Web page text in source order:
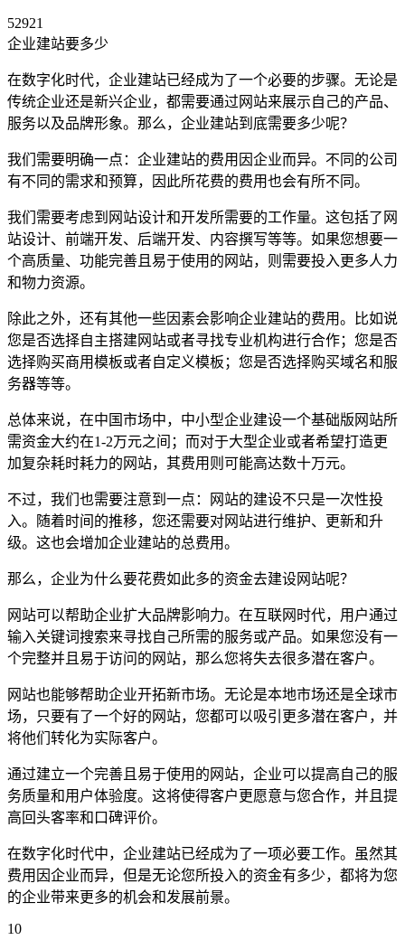
52921
企业建站要多少
在数字化时代，企业建站已经成为了一个必要的步骤。无论是
传统企业还是新兴企业，都需要通过网站来展示自己的产品、
服务以及品牌形象。那么，企业建站到底需要多少呢？
我们需要明确一点：企业建站的费用因企业而异。不同的公司
有不同的需求和预算，因此所花费的费用也会有所不同。
我们需要考虑到网站设计和开发所需要的工作量。这包括了网
站设计、前端开发、后端开发、内容撰写等等。如果您想要一
个高质量、功能完善且易于使用的网站，则需要投入更多人力
和物力资源。
除此之外，还有其他一些因素会影响企业建站的费用。比如说
您是否选择自主搭建网站或者寻找专业机构进行合作；您是否
选择购买商用模板或者自定义模板；您是否选择购买域名和服
务器等等。
总体来说，在中国市场中，中小型企业建设一个基础版网站所
需资金大约在1-2万元之间；而对于大型企业或者希望打造更
加复杂耗时耗力的网站，其费用则可能高达数十万元。
不过，我们也需要注意到一点：网站的建设不只是一次性投
入。随着时间的推移，您还需要对网站进行维护、更新和升
级。这也会增加企业建站的总费用。
那么，企业为什么要花费如此多的资金去建设网站呢？
网站可以帮助企业扩大品牌影响力。在互联网时代，用户通过
输入关键词搜索来寻找自己所需的服务或产品。如果您没有一
个完整并且易于访问的网站，那么您将失去很多潜在客户。
网站也能够帮助企业开拓新市场。无论是本地市场还是全球市
场，只要有了一个好的网站，您都可以吸引更多潜在客户，并
将他们转化为实际客户。
通过建立一个完善且易于使用的网站，企业可以提高自己的服
务质量和用户体验度。这将使得客户更愿意与您合作，并且提
高回头客率和口碑评价。
在数字化时代中，企业建站已经成为了一项必要工作。虽然其
费用因企业而异，但是无论您所投入的资金有多少，都将为您
的企业带来更多的机会和发展前景。
10